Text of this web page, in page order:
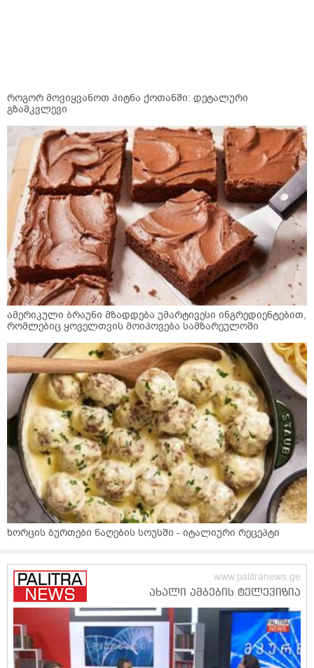
როგორ მოვიყვანოთ პიტნა ქოთანში: დეტალური
გზამკვლევი
ამერიკული ბრაუნი მზადდება უმარტივესი ინგრედიენტებით,
რომლებიც ყოველთვის მოიპოვება სამზარეულოში
ხორცის ბურთები ნაღების სოუსში - იტალიური რეცეპტი